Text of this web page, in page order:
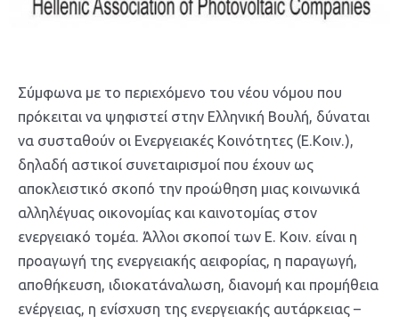
Σύμφωνα με το περιεχόμενο του νέου νόμου που
πρόκειται να ψηφιστεί στην Ελληνική Βουλή, δύναται
να συσταθούν οι Ενεργειακές Κοινότητες (Ε.Κοιν.),
δηλαδή αστικοί συνεταιρισμοί που έχουν ως
αποκλειστικό σκοπό την προώθηση μιας κοινωνικά
αλληλέγυας οικονομίας και καινοτομίας στον
ενεργειακό τομέα. Άλλοι σκοποί των Ε. Κοιν. είναι η
προαγωγή της ενεργειακής αειφορίας, η παραγωγή,
αποθήκευση, ιδιοκατάναλωση, διανομή και προμήθεια
ενέργειας, η ενίσχυση της ενεργειακής αυτάρκειας –